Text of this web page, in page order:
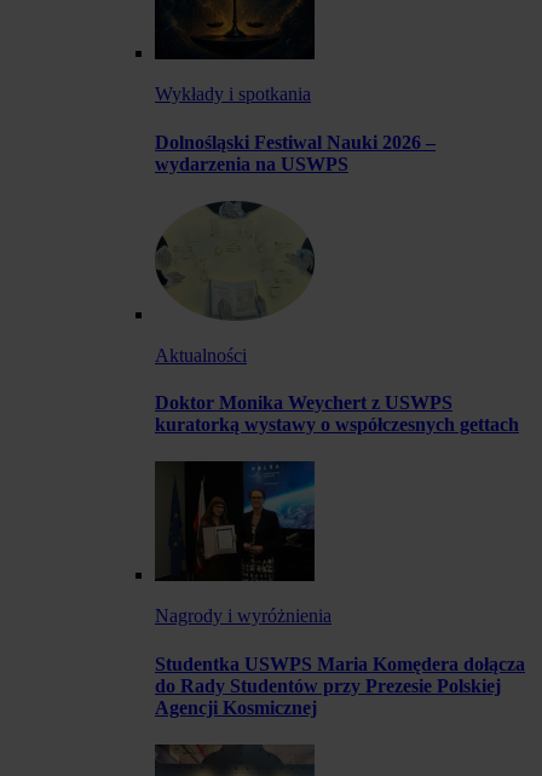
Wykłady i spotkania
Dolnośląski Festiwal Nauki 2026 –
wydarzenia na USWPS
Aktualności
Doktor Monika Weychert z USWPS
kuratorką wystawy o współczesnych gettach
Nagrody i wyróżnienia
Studentka USWPS Maria Komędera dołącza
do Rady Studentów przy Prezesie Polskiej
Agencji Kosmicznej